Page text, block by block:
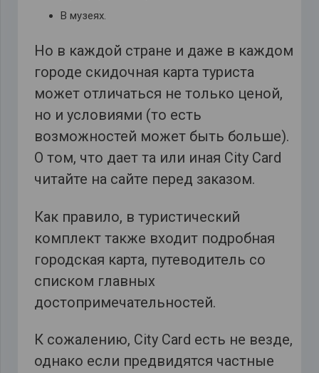
В музеях.
Но в каждой стране и даже в каждом
городе скидочная карта туриста
может отличаться не только ценой,
но и условиями (то есть
возможностей может быть больше).
О том, что дает та или иная City Card
читайте на сайте перед заказом.
Как правило, в туристический
комплект также входит подробная
городская карта, путеводитель со
списком главных
достопримечательностей.
К сожалению, City Card есть не везде,
однако если предвидятся частные